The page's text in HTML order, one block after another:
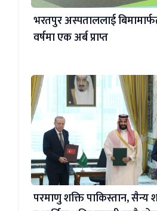
भरतपुर अस्पताललाई
वर्षमा एक अर्ब प्राप्त
परमाणु शक्ति पाकिस्तान, सैन्य